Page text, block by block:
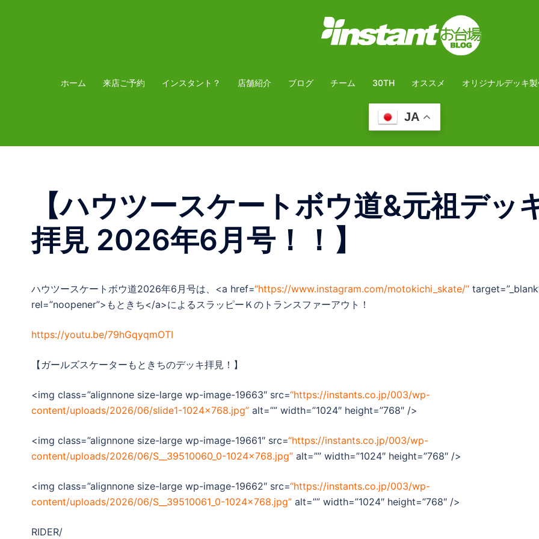
プ
ホーム 来店ご予約 インスタント？ 店舗紹介 ブログ チーム 30TH オススメ オリジナルデッキ
JA
【ハウツースケートボウ道&元祖デッ
拝見 2026年6月号！！】
ハウツースケートボウ道2026年6月号は、<a href=“https://www.instagram.com/motokichi_skate/”
rel=”noopener”>もときち</a>によるスラッピーＫのトランスファーアウト！
https://youtu.be/79hGqyqmOTI
【ガールズスケーターもときちのデッキ拝見！】
<img class=”alignnone size-large wp-image-19663″ src=“https://instants.co.jp/003/wp-
content/uploads/2026/06/slide1-1024×768.jpg” alt=”” width=”1024″ height=”768″ />
<img class=”alignnone size-large wp-image-19661″ src=“https://instants.co.jp/003/wp-
content/uploads/2026/06/S__39510060_0-1024×768.jpg” alt=”” width=”1024″ height=”768″ />
<img class=”alignnone size-large wp-image-19662″ src=“https://instants.co.jp/003/wp-
content/uploads/2026/06/S__39510061_0-1024×768.jpg” alt=”” width=”1024″ height=”768″ />
RIDER/